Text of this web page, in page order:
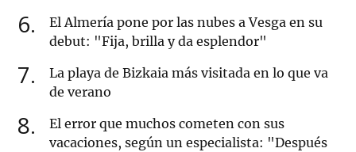
6
El Almería pone por las nubes a Vesga en su
debut: "Fija, brilla y da esplendor"
7
La playa de Bizkaia más visitada en lo que va
de verano
8
El error que muchos cometen con sus
vacaciones, según un especialista: "Después